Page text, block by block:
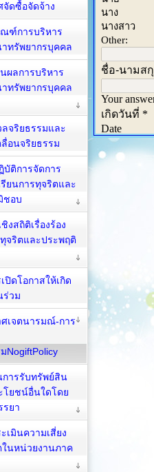
จัดซื้อจัดจ้าง
ณฑ์การบริหาร
ทรัพยากรบุคคล
ผลการบริหาร
ทรัพยากรบุคคล
ลจริยธรรมและ
ลื่อนจริยธรรม
บัติการจัดการ
รียนการทุจริตและ
ชอบ
งสถิติเรื่องร้อง
จริตและประพฤติ
ปิดโอกาสให้เกิด
ร่วม
ศเจตนารมณ์-การ
NogiftPolicy
การรับทรัพย์สิน
โยชน์อื่นใดโดย
รยา
เมินความเสี่ยง
ในหน่วยงานภาค